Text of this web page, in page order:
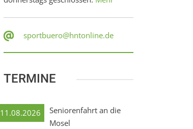
sportbuero@hntonline.de
TERMINE
11.08.2026
Seniorenfahrt an die
Mosel